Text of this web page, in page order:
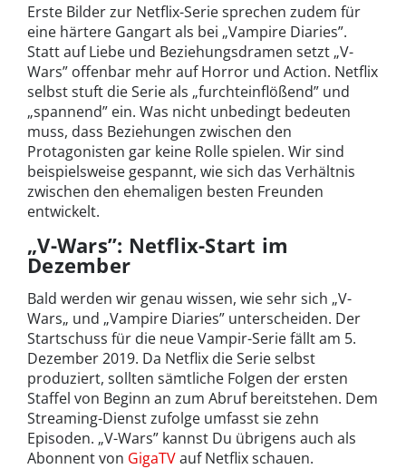
Erste Bilder zur Netflix-Serie sprechen zudem für
eine härtere Gangart als bei „Vampire Diaries”.
Statt auf Liebe und Beziehungsdramen setzt „V-
Wars” offenbar mehr auf Horror und Action. Netflix
selbst stuft die Serie als „furchteinflößend” und
„spannend” ein. Was nicht unbedingt bedeuten
muss, dass Beziehungen zwischen den
Protagonisten gar keine Rolle spielen. Wir sind
beispielsweise gespannt, wie sich das Verhältnis
zwischen den ehemaligen besten Freunden
entwickelt.
„V-Wars”: Netflix-Start im
Dezember
Bald werden wir genau wissen, wie sehr sich „V-
Wars„ und „Vampire Diaries” unterscheiden. Der
Startschuss für die neue Vampir-Serie fällt am 5.
Dezember 2019. Da Netflix die Serie selbst
produziert, sollten sämtliche Folgen der ersten
Staffel von Beginn an zum Abruf bereitstehen. Dem
Streaming-Dienst zufolge umfasst sie zehn
Episoden. „V-Wars” kannst Du übrigens auch als
Abonnent von GigaTVauf Netflix schauen.